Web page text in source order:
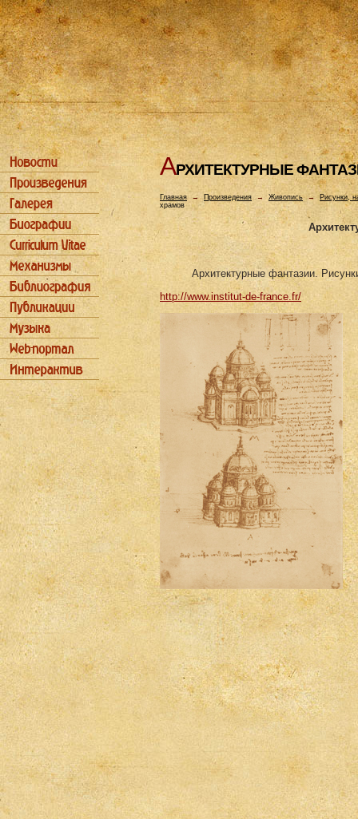
АРХИТЕКТУРHЫЕ
Главная→ Произведения → Живопись→Рисунки,
храмов
Архитектурные фантазии.
http://www.institut-de-france.fr/